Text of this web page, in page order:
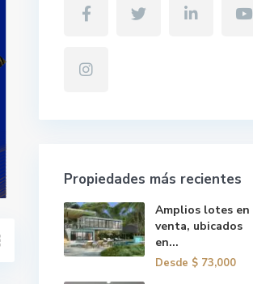
Propiedades más recientes
Amplios lotes en
venta, ubicados
en...
Desde $ 73,000